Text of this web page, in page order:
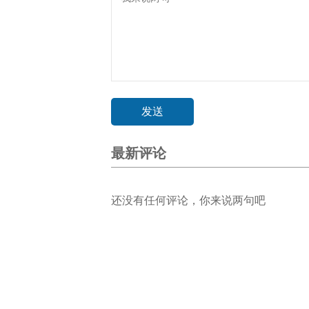
最新评论
还没有任何评论，你来说两句吧